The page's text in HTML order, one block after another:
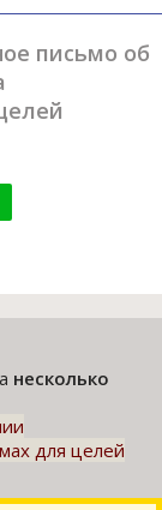
письмо об
несколько
для целей